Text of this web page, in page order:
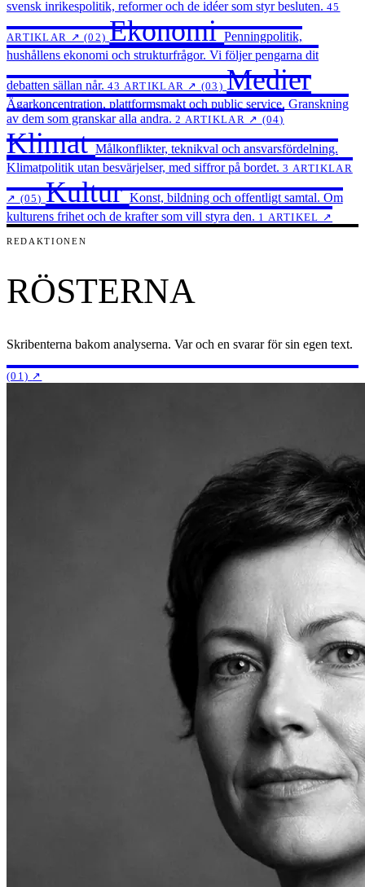
svensk inrikespolitik, reformer och de idéer som styr besluten. 45
ARTIKLAR ↗(02) EkonomiPenningpolitik,
hushållens ekonomi och strukturfrågor. Vi följer pengarna dit
debatten sällan når. 43 ARTIKLAR ↗ (03) Medier
Ägarkoncentration, plattformsmakt och public service. Granskning
av dem som granskar alla andra. 2 ARTIKLAR ↗ (04)
KlimatMålkonflikter, teknikval och ansvarsfördelning.
Klimatpolitik utan besvärjelser, med siffror på bordet. 3 ARTIKLAR
↗ (05) KulturKonst, bildning och offentligt samtal. Om
kulturens frihet och de krafter som vill styra den. 1 ARTIKEL ↗
REDAKTIONEN
RÖSTERNA
Skribenterna bakom analyserna. Var och en svarar för sin egen text.
(01) ↗